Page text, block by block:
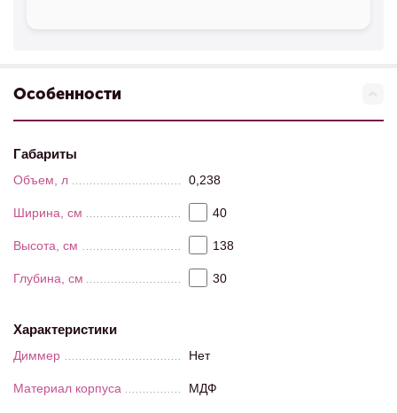
Особенности
Габариты
Объем, л 0,238
Ширина, см 40
Высота, см 138
Глубина, см 30
Характеристики
Диммер Нет
Материал корпуса МДФ